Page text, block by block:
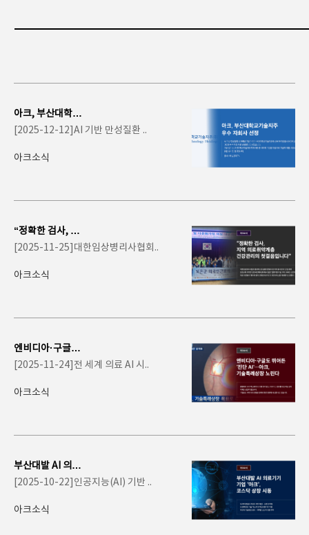
아크, 부산대학교
기술지주 '2025
우수 자회사�..
[2025-12-12]AI 기반 만성질환 ..
아크소식
“정확한 검사, 지
역 의료취약계층
건강관리의 첫걸
음..
[2025-11-25]대한임상병리사협회..
아크소식
엔비디아·구글도
뛰어든 '진단 A
I'…아크,..
[2025-11-24]전 세계 의료 AI 시..
아크소식
부산대발 AI 의료
기기 기업 ‘아크’,
코스닥 상장 시..
[2025-10-22]인공지능(AI) 기반 ..
아크소식